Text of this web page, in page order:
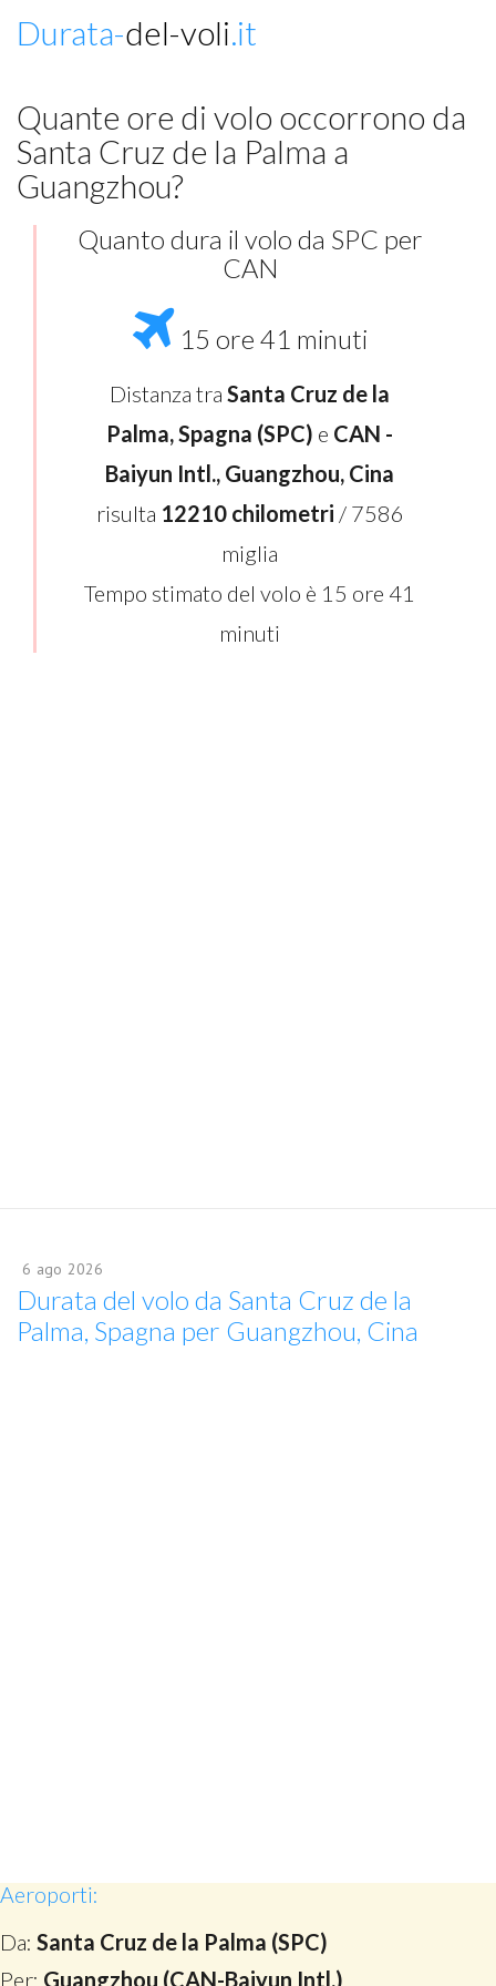
Durata-del-voli.it
Quante ore di volo occorrono da
Santa Cruz de la Palma a
Guangzhou?
Quanto dura il volo da SPC per
CAN
15 ore 41 minuti
Distanza tra Santa Cruz de la
Palma, Spagna (SPC) e CAN -
Baiyun Intl., Guangzhou, Cina
risulta 12210 chilometri / 7586
miglia
Tempo stimato del volo è 15 ore 41
minuti
6 ago 2026
Durata del volo da Santa Cruz de la
Palma, Spagna per Guangzhou, Cina
Aeroporti:
Da: Santa Cruz de la Palma (SPC)
Per: Guangzhou (CAN-Baiyun Intl.)